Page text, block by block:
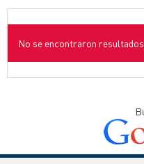
No se encontraron